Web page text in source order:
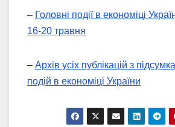
– Головні події в економіці
16-20 травня
– Архів усіх публікацій з
подій в економіці України